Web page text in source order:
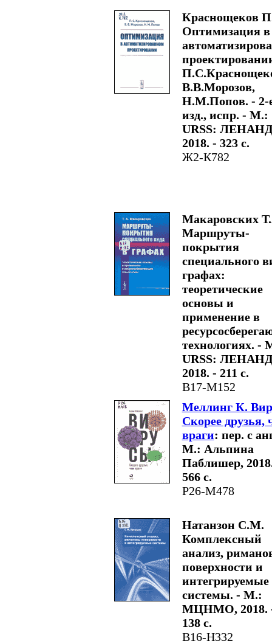
Краснощеков
Оптимизация в
В.В.Морозов,
Н.М.Попов. - 2-
изд., испр. - М.:
URSS:
2018. - 323 с.
Ж2-К782
Макаровских
Маршруты-
покрытия
специального
графах:
теоретические
основы и
применение в
технологиях. -
URSS:
2018. - 211 с.
В17-М152
Меллинг К.
Скорее друзья,
враги: пер. с
М.: Альпина
Паблишер,
566 с.
Р26-М478
Натанзон С.М.
Комплексный
анализ,
поверхности и
интегрируемые
системы. - М.:
МЦНМО, 2018.
138 с.
В16-Н332